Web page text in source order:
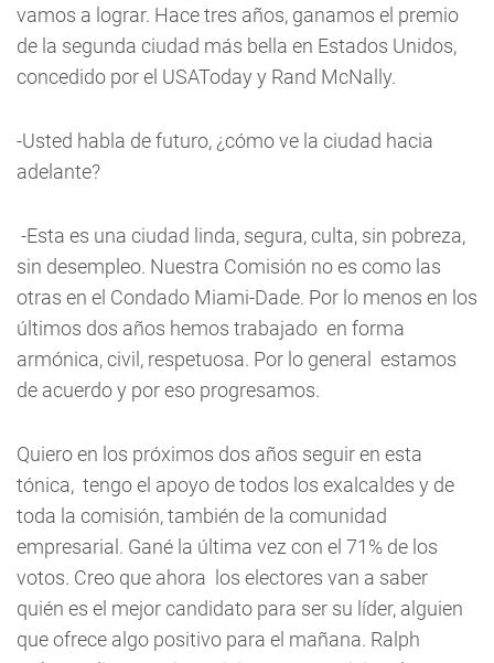
vamos a lograr. Hace tres años, ganamos el premio
de la segunda ciudad más bella en Estados Unidos,
concedido por el USAToday y Rand McNally.
-Usted habla de futuro, ¿cómo ve la ciudad hacia
adelante?
-Esta es una ciudad linda, segura, culta, sin pobreza,
sin desempleo. Nuestra Comisión no es como las
otras en el Condado Miami-Dade. Por lo menos en los
últimos dos años hemos trabajado en forma
armónica, civil, respetuosa. Por lo general estamos
de acuerdo y por eso progresamos.
Quiero en los próximos dos años seguir en esta
tónica, tengo el apoyo de todos los exalcaldes y de
toda la comisión, también de la comunidad
empresarial. Gané la última vez con el 71% de los
votos. Creo que ahora los electores van a saber
quién es el mejor candidato para ser su líder, alguien
que ofrece algo positivo para el mañana. Ralph